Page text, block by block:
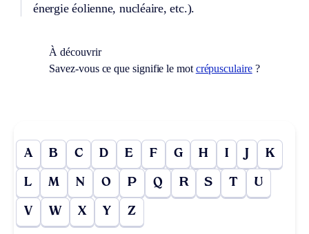
énergie éolienne, nucléaire, etc.).
À découvrir
Savez-vous ce que signifie le mot crépusculaire?
A B C D E F G H I J K
L M N O P Q R S T U
V W X Y Z